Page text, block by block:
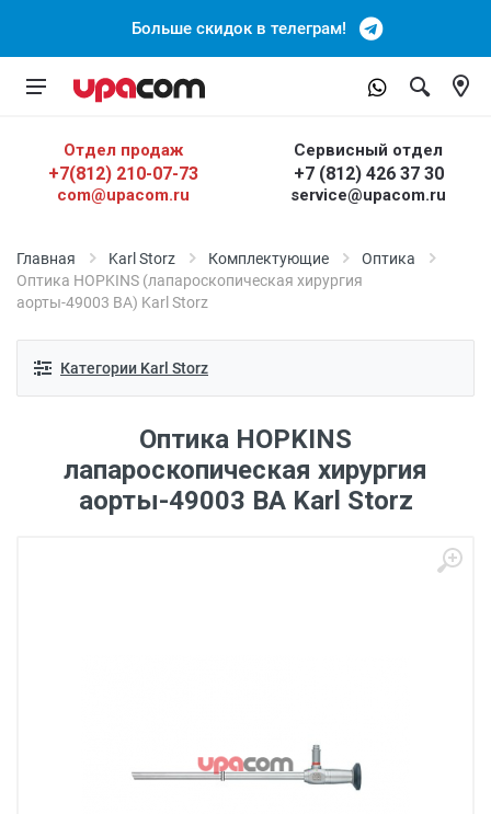
Больше скидок в телеграм!
Отдел продаж
+7(812) 210-07-73
com@upacom.ru
Сервисный отдел
+7 (812) 426 37 30
service@upacom.ru
Главная Karl Storz Комплектующие
Оптика
Оптика HOPKINS (лапароскопическая хирургия
аорты-49003 BA) Karl Storz
Категории Karl Storz
Оптика HOPKINS
лапароскопическая хирургия
аорты-49003 BA Karl Storz